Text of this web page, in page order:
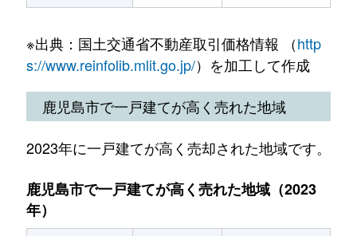
※出典：国土交通省不動産取引価格情報 （http
s://www.reinfolib.mlit.go.jp/）を加工して作成
鹿児島市で一戸建てが高く売れた地域
2023年に一戸建てが高く売却された地域です。
鹿児島市で一戸建てが高く売れた地域（2023
年）